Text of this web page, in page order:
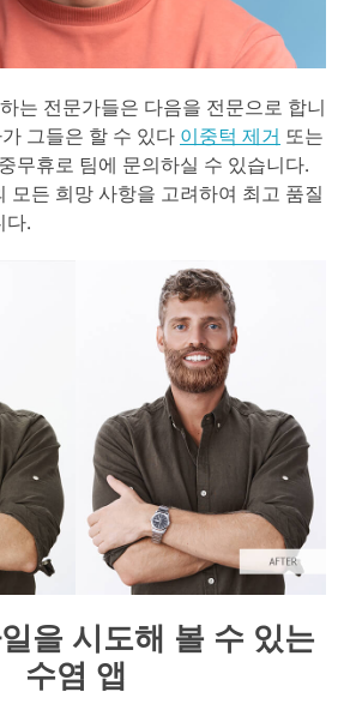
는 전문가들은 다음을 전문으로 합니
그들은 할 수 있다 이중턱 제거 또는
무휴로 팀에 문의하실 수 있습니다.
모든 희망 사항을 고려하여 최고 품질
다.
을 시도해 볼 수 있는
수염 앱